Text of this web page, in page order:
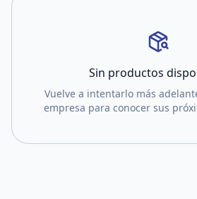
Sin productos
Vuelve a intentarlo más
empresa para conocer sus